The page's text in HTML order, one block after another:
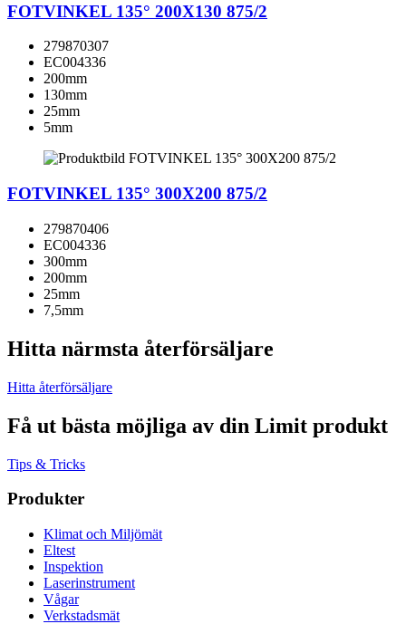
FOTVINKEL 135° 200X130 875/2
279870307
EC004336
200mm
130mm
25mm
5mm
FOTVINKEL 135° 300X200 875/2
279870406
EC004336
300mm
200mm
25mm
7,5mm
Hitta närmsta återförsäljare
Hitta återförsäljare
Få ut bästa möjliga av din Limit produkt
Tips & Tricks
Produkter
Klimat och Miljömät
Eltest
Inspektion
Laserinstrument
Vågar
Verkstadsmät